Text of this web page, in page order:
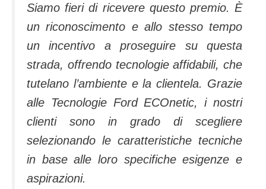
Siamo fieri di ricevere questo premio. È
un riconoscimento e allo stesso tempo
un incentivo a proseguire su questa
strada, offrendo tecnologie affidabili, che
tutelano l’ambiente e la clientela. Grazie
alle Tecnologie Ford ECOnetic, i nostri
clienti sono in grado di scegliere
selezionando le caratteristiche tecniche
in base alle loro specifiche esigenze e
aspirazioni.